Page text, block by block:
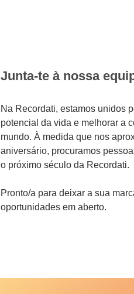
Junta-te à nossa
Na Recordati, estamos unidos
potencial da vida e melhorar a
mundo. À medida que nos
aniversário, procuramos
o próximo século da Recordati.
Pronto/a para deixar a sua
oportunidades em aberto.